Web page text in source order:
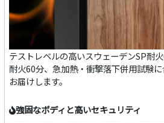
テストレベルの高いスウェーデンSP耐
耐火60分、急加熱・衝撃落下併用試験
お届けします。
強固なボディと高いセキュリティ